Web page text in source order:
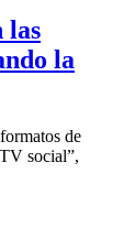
las
la
de
social”,